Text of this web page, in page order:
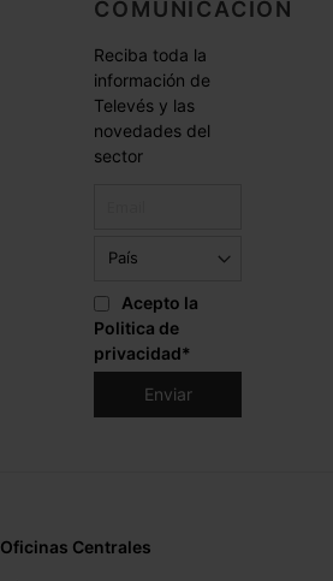
COMUNICACIÓN
Reciba toda la
información de
Televés y las
novedades del
sector
Acepto la
Politica de
privacidad*
Oficinas Centrales